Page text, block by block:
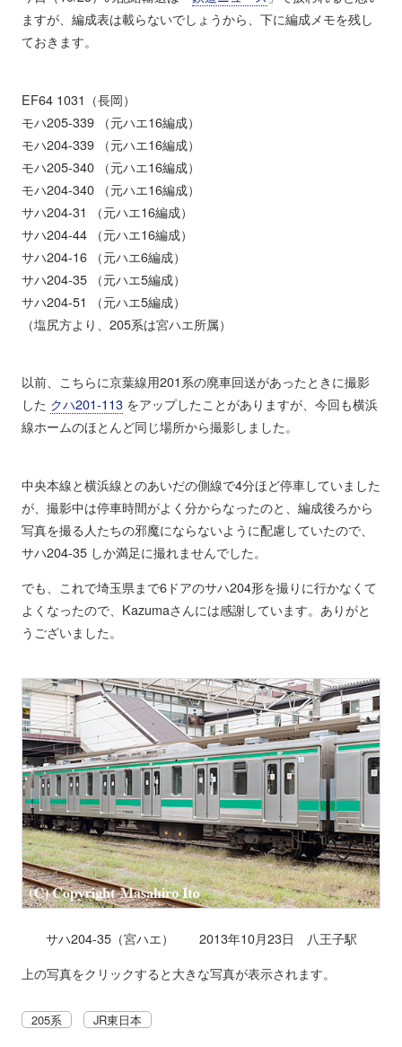
ますが、編成表は載らないでしょうから、下に編成メモを残し
ておきます。
EF64 1031（長岡）
モハ205-339 （元ハエ16編成）
モハ204-339 （元ハエ16編成）
モハ205-340 （元ハエ16編成）
モハ204-340 （元ハエ16編成）
サハ204-31 （元ハエ16編成）
サハ204-44 （元ハエ16編成）
サハ204-16 （元ハエ6編成）
サハ204-35 （元ハエ5編成）
サハ204-51 （元ハエ5編成）
（塩尻方より、205系は宮ハエ所属）
以前、こちらに京葉線用201系の廃車回送があったときに撮影
した クハ201-113をアップしたことがありますが、今回も横浜
線ホームのほとんど同じ場所から撮影しました。
中央本線と横浜線とのあいだの側線で4分ほど停車していました
が、撮影中は停車時間がよく分からなったのと、編成後ろから
写真を撮る人たちの邪魔にならないように配慮していたので、
サハ204-35 しか満足に撮れませんでした。
でも、これで埼玉県まで6ドアのサハ204形を撮りに行かなくて
よくなったので、Kazumaさんには感謝しています。ありがと
うございました。
サハ204-35（宮ハエ） 2013年10月23日 八王子駅
上の写真をクリックすると大きな写真が表示されます。
205系 JR東日本